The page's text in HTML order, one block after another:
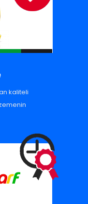
kaliteli